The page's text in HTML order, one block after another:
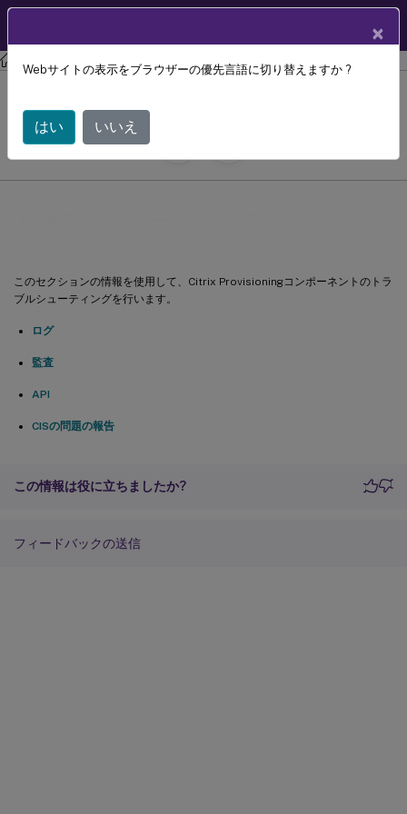
Citrix Provisioning Citrix Provisioning 2402 LTSR
このセクションの情報を使用して、Citrix Provisioningコンポーネントのトラ
ブルシューティングを行います。
ログ
監査
API
CISの問題の報告
この情報は役に立ちましたか?
フィードバックの送信
トラブルシューティング
July 29, 2024
C
×
Webサイトの表示をブラウザーの優先言語に切り替えますか ?
はい いいえ